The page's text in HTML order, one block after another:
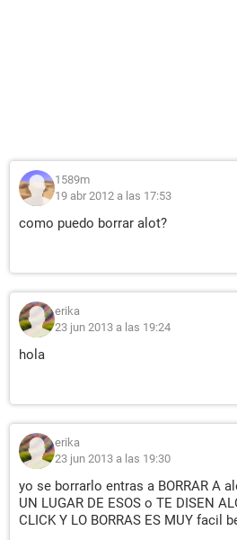
1589m
19 abr 2012 a las 17:53
como puedo borrar alot?
erika
23 jun 2013 a las 19:24
hola
erika
23 jun 2013 a las 19:30
yo se borrarlo entras a BORRAR A
UN LUGAR DE ESOS o TE DISEN
CLICK Y LO BORRAS ES MUY facil